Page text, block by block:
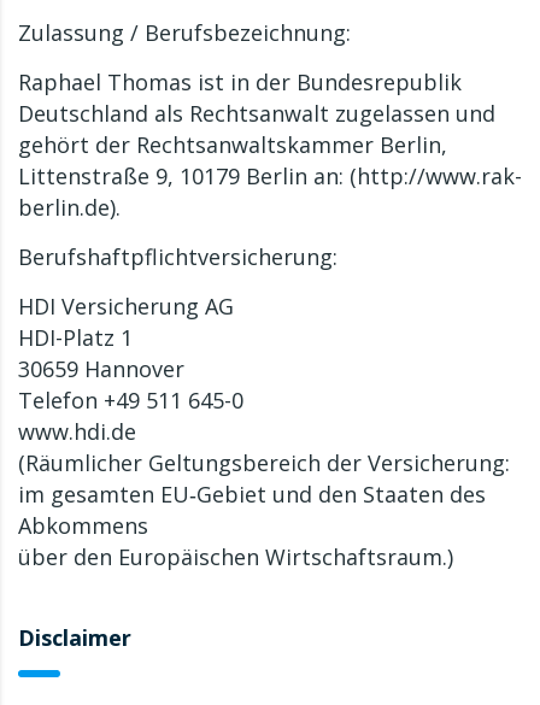
Zulassung / Berufsbezeichnung:
Raphael Thomas ist in der Bundesrepublik
Deutschland als Rechtsanwalt zugelassen und
gehört der Rechtsanwaltskammer Berlin,
Littenstraße 9, 10179 Berlin an: (http://www.rak-
berlin.de).
Berufshaftpflichtversicherung:
HDI Versicherung AG
HDI-Platz 1
30659 Hannover
Telefon +49 511 645-0
www.hdi.de
(Räumlicher Geltungsbereich der Versicherung:
im gesamten EU‐Gebiet und den Staaten des
Abkommens
über den Europäischen Wirtschaftsraum.)
Disclaimer